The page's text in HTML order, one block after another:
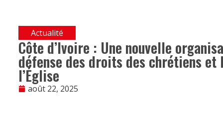
Actualité
Côte d’Ivoire : Une nouvelle
défense des droits des chrétiens et
l’Église
août 22, 2025